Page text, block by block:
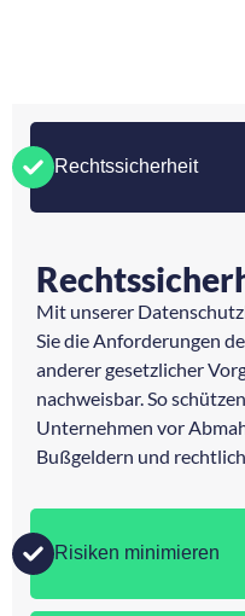
Rechtssicherheit
Risiken minimieren
Mit unserer
Sie die Anforderungen
anderer gesetzlicher
nachweisbar. So
Unternehmen vor
Bußgeldern und